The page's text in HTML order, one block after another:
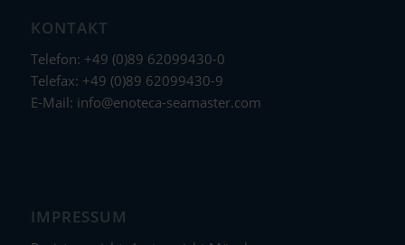
KONTAKT
Telefon: +49 (0)89 62099430-0
Telefax: +49 (0)89 62099430-9
E-Mail: info@enoteca-seamaster.com
IMPRESSUM